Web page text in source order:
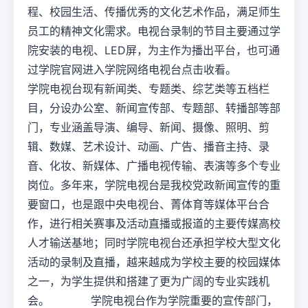
程、校园生活、传播优秀的文化艺术作品，满足师生
员工的精神文化需求。电视台录制的节目主要通过学
院安装的电视、LED屏，为主作为播出平台，也可通
过学院官网进入学院网络电视台点击收看。
学院电视台现有新闻类、专题类、综艺类等五档栏
目，分设办公室、新闻宣传部、专题部、转播部等部
门，专业涵盖导演、编导、新闻、摄像、照明、剪
辑、数媒、艺术设计、动画、广告、播音主持、录
音、化妆、新媒体、广播电视传输、表演等多个专业
岗位。多年来，学院电视台是我校党政新闻宣传的重
要窗口，也是跟中央电视台、菁体育等媒体平台合
作，进行相关赛事及活动直播或报道的主要传媒高校
人才输送基地；同时学院电视台还承担学校大型文化
活动的录制及直播，越来越成为学校主要的校园媒体
之一，为学生提供和搭建了更为广阔的专业实践机
会。 学院电视台作为学院重要的宣传部门，